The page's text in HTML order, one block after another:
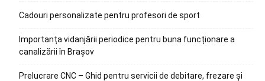
Cadouri personalizate pentru profesori de sport
Importanța vidanjării periodice pentru buna funcționare a
canalizării în Brașov
Prelucrare CNC – Ghid pentru servicii de debitare, frezare și